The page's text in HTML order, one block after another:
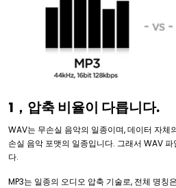
1，압축 비율이 다릅니다.
WAV는 무손실 음악의 일종이며, 데이터 자체
손실 음악 포맷의 일종입니다. 그래서 WAV
다.
MP3는 일종의 오디오 압축 기술로, 전체 명칭